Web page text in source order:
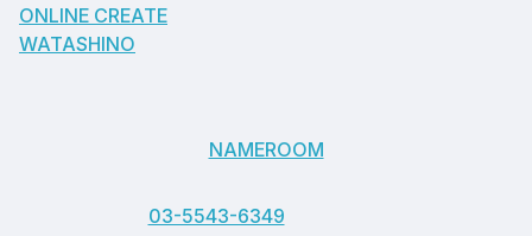
ONLINE CREATE
WATASHINO
NAMEROOM
03-5543-6349